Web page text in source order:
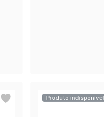
Produto indisponível